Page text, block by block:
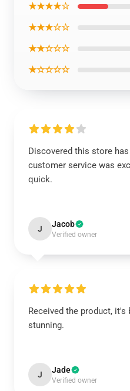
★★★★☆
★★★☆☆
★★☆☆☆
★☆☆☆☆
Discovered this store
customer service was
quick.
J Jacob
Verified owner
Received the product,
stunning.
J Jade
Verified owner